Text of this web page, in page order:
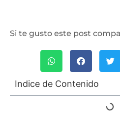
Si te gusto este post
Indice de Contenido